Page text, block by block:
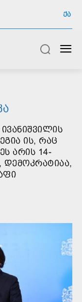
ᲥᲐ
ᲘᲡ, ᲠᲐᲪ
ᲐᲠᲘᲡ 14-
ᲓᲔᲛᲝᲙᲠᲐᲢᲘᲐᲐ,